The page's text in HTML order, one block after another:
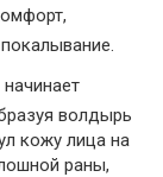
волдырь
кожу лица на
раны,